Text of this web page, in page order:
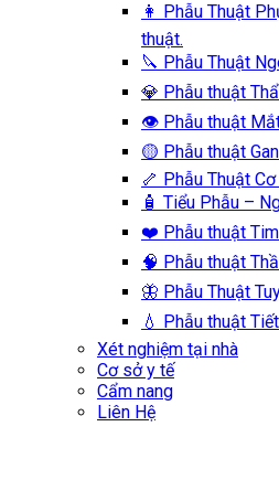
👩 Phẫu Thuật
thuật.
🔪 Phẫu Thuật
💎 Phẫu thuật
👁️ Phẫu thuật
🟡 Phẫu thuật
🦴 Phẫu Thuật
🧴 Tiểu Phẫu –
❤️ Phẫu thuật
🧠 Phẫu thuật
🦋 Phẫu Thuật
💧 Phẫu thuật
Xét nghiệm tại nhà
Cơ sở y tế
Cẩm nang
Liên Hệ